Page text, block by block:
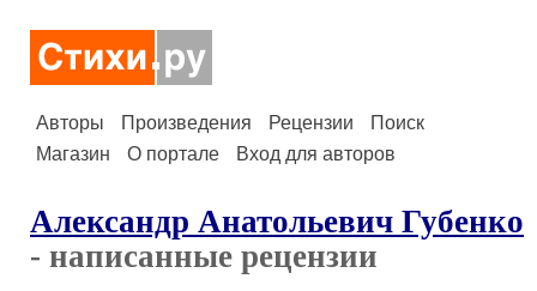
Авторы Произведения Рецензии
Поиск
Магазин
О портале Вход для авторов
Александр Анатольевич Губенко
- написанные рецензии